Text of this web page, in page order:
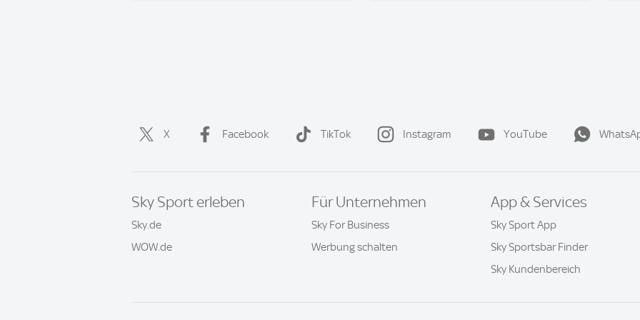
X Facebook TikTok Instagram YouTube
Sky Sport erleben
Sky.de
WOW.de
Für Unternehmen
Sky For Business
Werbung schalten
App & Services
Sky Sport App
Sky Sportsbar Finder
Sky Kundenbereich